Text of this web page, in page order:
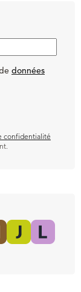
données
confidentialité